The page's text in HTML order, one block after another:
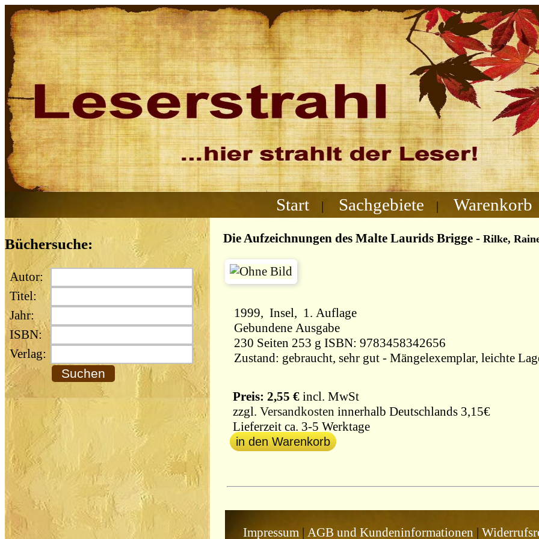
Start | Sachgebiete | Warenkorb
Büchersuche:
Autor:
Titel:
Jahr:
ISBN:
Verlag:
Die Aufzeichnungen des Malte Laurids Brigge- Rilke,
1999, Insel, 1. Auflage
Gebundene Ausgabe
230 Seiten 253 g ISBN: 9783458342656
Zustand: gebraucht, sehr gut - Mängelexemplar, leichte
Preis: 2,55 €incl. MwSt
zzgl. Versandkosten innerhalb Deutschlands 3,15€
Lieferzeit ca. 3-5 Werktage
in den Warenkorb
Impressum| AGB und Kundeninformationen |